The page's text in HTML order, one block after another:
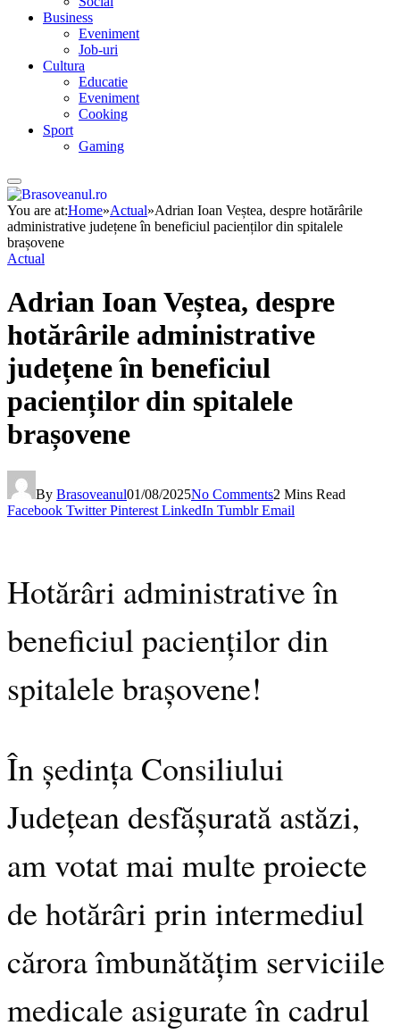
Business
Eveniment
Job-uri
Cultura
Educatie
Eveniment
Cooking
Sport
Gaming
You are at:Home»Actual»Adrian Ioan Veștea, despre hotărârile
administrative județene în beneficiul pacienților din spitalele
brașovene
Actual
Adrian Ioan Veștea, despre
hotărârile administrative
județene în beneficiul
pacienților din spitalele
brașovene
By Brasoveanul01/08/2025No Comments2 Mins Read
Facebook Twitter Pinterest LinkedIn Tumblr Email
Hotărâri administrative în
beneficiul pacienților din
spitalele brașovene!
În ședința Consiliului
Județean desfășurată astăzi,
am votat mai multe proiecte
de hotărâri prin intermediul
cărora îmbunătățim serviciile
medicale asigurate în cadrul